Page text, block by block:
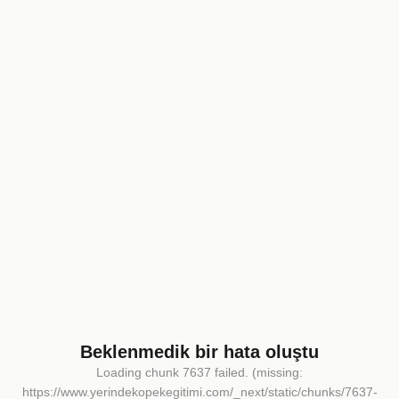
Beklenmedik bir hata oluştu
Loading chunk 7637 failed. (missing:
https://www.yerindekopekegitimi.com/_next/static/chunks/7637-